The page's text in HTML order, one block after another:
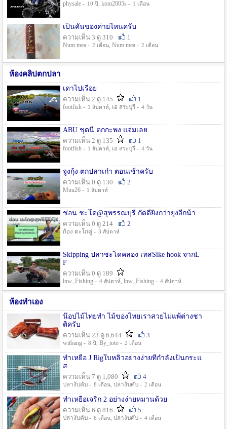
physale - 10 ปี , kom2005s - 1 เดือน
เป็นคันของค่ายไหนครับ
ความเห็น 3 ดู 310
1
Num mea - 2 เดือน, Num mea - 2 เดือน
ห้องคลิปตกปลา
เดาไปเรื่อย
ความเห็น 2 ดู 145
1
footfish - 1 สัปดาห์, เอ สระบุรี - 4 วัน
ABU ชุดนี้ ตกกะพง แจ่มเลย
ความเห็น 2 ดู 135
1
footfish - 1 สัปดาห์, เอ สระบุรี - 4 วัน
จูงกุ้ง ตกปลาเก๋า ตอนเช้าครับ
ความเห็น 0 ดู 130
2
Muu26 - 1 สัปดาห์
ช่อน ชะโด@สุพรรณบุรี กัดดียิ่งกว่ายุงอีกน้า
ความเห็น 0 ดู 214
2
ก้อง ตะโกคู่ - 3 สัปดาห์
Skipping ปลาชะโดคลอง เทสSike hook จากL
F
ความเห็น 0 ดู 189
lnw_Fishing - 4 สัปดาห์, lnw_Fishing - 4 สัปดาห์
ห้องทำเอง
น๊อปไม้ไทยทำ ไม้ของไทยเราสวยไม่แพ้ต่างชา
ติครับ
ความเห็น 23 ดู 6,644
3
witbang - 8 ปี , By_toto - 2 เดือน
ทำเหยื่อ J Rigใบหลิวอย่างง่ายที่กำลังเป็นกระแ
ส
ความเห็น 7 ดู 1,080
4
ปลางับคับ - 8 เดือน, ปลางับคับ - 2 เดือน
ทำเหยื่อเจริก 2 อย่างง่ายหมานด้วย
ความเห็น 6 ดู 816
5
ปลางับคับ - 6 เดือน, ปลางับคับ - 4 เดือน